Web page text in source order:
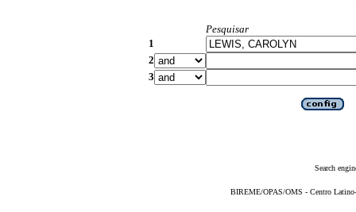
Pesquisar
1
2
3
Search
BIREME/OPAS/OMS - Centro Latino-